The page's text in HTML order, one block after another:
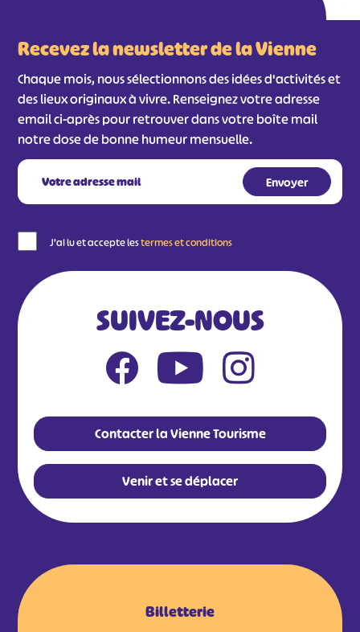
Recevez la newsletter de la Vienne
Chaque mois, nous sélectionnons des idées d'activités et
des lieux originaux à vivre. Renseignez votre adresse
email ci-après pour retrouver dans votre boîte mail
notre dose de bonne humeur mensuelle.
J'ai lu et accepte lestermes et conditions
SUIVEZ-NOUS
Contacter la Vienne Tourisme
Venir et se déplacer
Billetterie